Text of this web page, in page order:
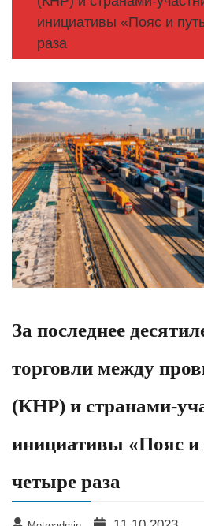
инициативы «Пояс и
раза
За последнее
торговли между
(КНР) и странами-
инициативы «Пояс и
четыре раза